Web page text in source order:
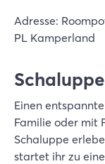
Adresse:
PL Kamperland
Einen
Familie oder mit
Schaluppe
startet ihr zu